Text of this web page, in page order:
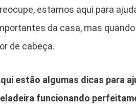
estamos aqui para
da casa, mas
de cabeça.
estão algumas dicas para
funcionando